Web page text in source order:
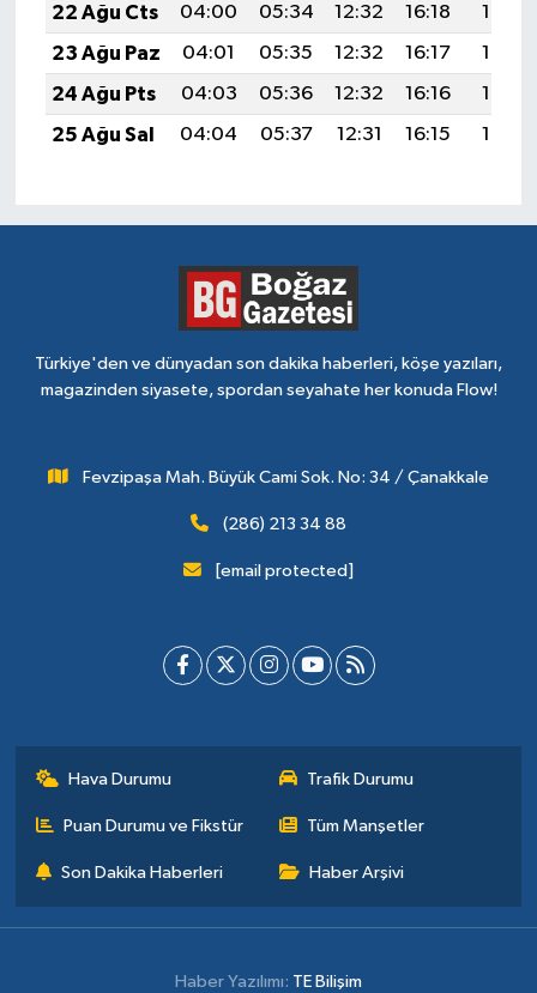
22 Ağu Cts
04:00 05:34 12:32 16:18
19:21
23 Ağu Paz
04:01 05:35 12:32 16:17
19:19
24 Ağu Pts
04:03 05:36 12:32 16:16
19:18
25 Ağu Sal
04:04 05:37 12:31 16:15 19:16
Türkiye'den ve dünyadan son dakika haberleri, köşe yazıları,
magazinden siyasete, spordan seyahate her konuda Flow!
Fevzipaşa Mah. Büyük Cami Sok. No: 34 / Çanakkale
(286) 213 34 88
[email protected]
Hava Durumu Trafik Durumu
Puan Durumu ve Fikstür Tüm Manşetler
Son Dakika Haberleri Haber Arşivi
Haber Yazılımı: TE Bilişim